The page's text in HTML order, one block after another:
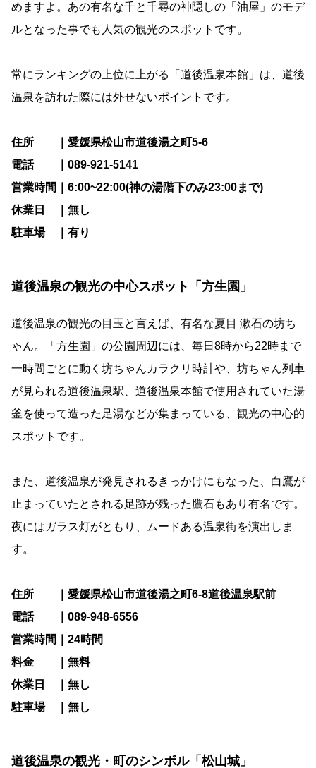
めますよ。あの有名な千と千尋の神隠しの「油屋」のモデ
ルとなった事でも人気の観光のスポットです。
常にランキングの上位に上がる「道後温泉本館」は、道後
温泉を訪れた際には外せないポイントです。
住所 ｜愛媛県松山市道後湯之町5-6
電話 ｜089-921-5141
営業時間｜6:00~22:00(神の湯階下のみ23:00まで)
休業日 ｜無し
駐車場 ｜有り
道後温泉の観光の中心スポット「方生園」
道後温泉の観光の目玉と言えば、有名な夏目 漱石の坊ち
ゃん。「方生園」の公園周辺には、毎日8時から22時まで
一時間ごとに動く坊ちゃんカラクリ時計や、坊ちゃん列車
が見られる道後温泉駅、道後温泉本館で使用されていた湯
釜を使って造った足湯などが集まっている、観光の中心的
スポットです。
また、道後温泉が発見されるきっかけにもなった、白鷹が
止まっていたとされる足跡が残った鷹石もあり有名です。
夜にはガラス灯がともり、ムードある温泉街を演出しま
す。
住所 ｜愛媛県松山市道後湯之町6-8道後温泉駅前
電話 ｜089-948-6556
営業時間｜24時間
料金 ｜無料
休業日 ｜無し
駐車場 ｜無し
道後温泉の観光・町のシンボル「松山城」